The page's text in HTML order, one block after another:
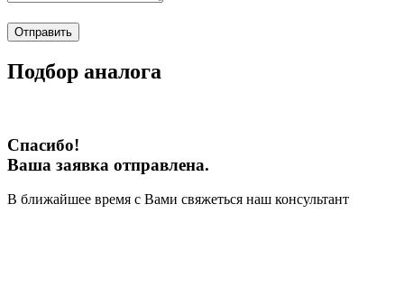
Отправить
Подбор аналога
Спасибо!
Ваша заявка отправлена.
В ближайшее время с Вами свяжеться наш консультант